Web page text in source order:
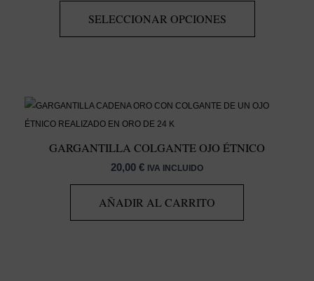
SELECCIONAR OPCIONES
GARGANTILLA COLGANTE OJO ÉTNICO
20,00 € IVA INCLUIDO
AÑADIR AL CARRITO